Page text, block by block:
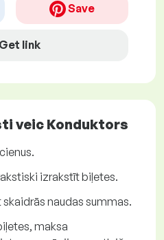
Save
Get link
veic Konduktors
izrakstīt biļetes.
naudas summas.
maksa